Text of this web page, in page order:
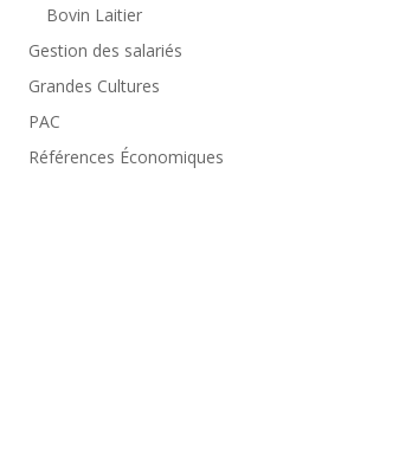
Bovin Laitier
Gestion des salariés
Grandes Cultures
PAC
Références Économiques